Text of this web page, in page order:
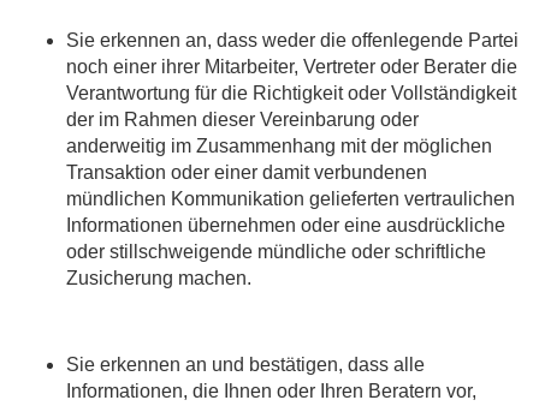
Sie erkennen an, dass weder die offenlegende Partei
noch einer ihrer Mitarbeiter, Vertreter oder Berater die
Verantwortung für die Richtigkeit oder Vollständigkeit
der im Rahmen dieser Vereinbarung oder
anderweitig im Zusammenhang mit der möglichen
Transaktion oder einer damit verbundenen
mündlichen Kommunikation gelieferten vertraulichen
Informationen übernehmen oder eine ausdrückliche
oder stillschweigende mündliche oder schriftliche
Zusicherung machen.
Sie erkennen an und bestätigen, dass alle
Informationen, die Ihnen oder Ihren Beratern vor,